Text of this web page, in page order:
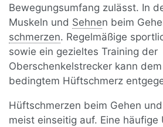
Bewegungsumfang zulässt. In
Muskeln und Sehnen beim
schmerzen. Regelmäßige
sowie ein gezieltes Training der
Oberschenkelstrecker kann
bedingtem Hüftschmerz
Hüftschmerzen beim Gehen
meist einseitig auf. Eine häufige